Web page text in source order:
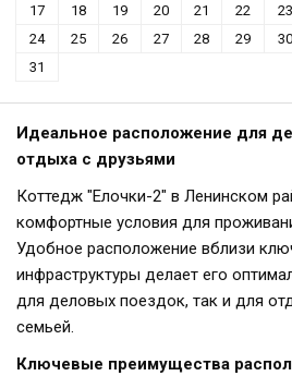
17
18 19 20 21 22
23
24
25 26 27 28 29
30
31
Идеальное расположение для
отдыха с друзьями
Коттедж "Елочки-2" в Ленинском
комфортные условия для
Удобное расположение вблизи
инфраструктуры делает его
для деловых поездок, так и для
семьей.
Ключевые преимущества